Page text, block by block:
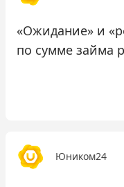
«Ожидание» и
по сумме займа
Юником24